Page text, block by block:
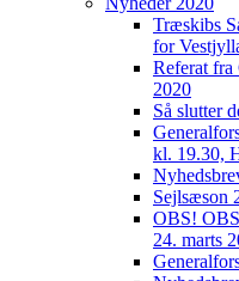
Træskibs
for
Referat fra
2020
Så slutter
kl. 19.30,
Sejlsæson
OBS!
24. marts